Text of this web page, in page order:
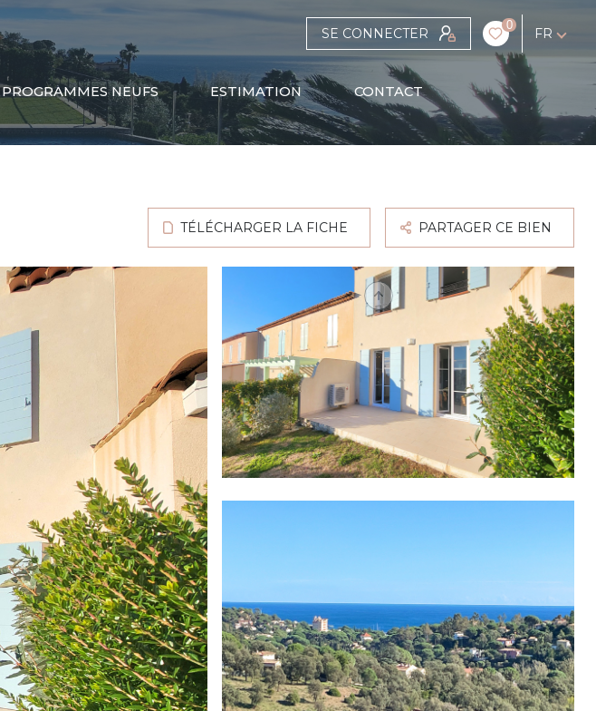
SE CONNECTER
0
FR
PROGRAMMES NEUFS ESTIMATION CONTACT
TÉLÉCHARGER LA FICHE PARTAGER CE BIEN